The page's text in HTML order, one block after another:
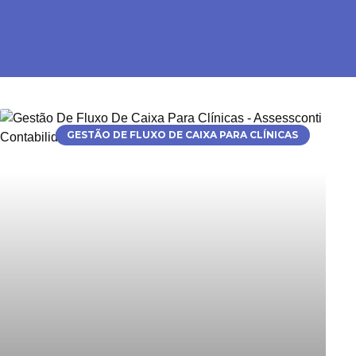
GESTÃO DE FLUXO DE CAIXA PARA CLÍNICAS